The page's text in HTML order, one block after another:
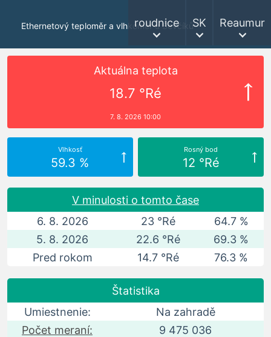
Ethernetový teploměr a vlhkoměr u Ševčíků
roudnice SK Reaumur
Aktuálna teplota
18.7 °Ré
7. 8. 2026 10:00
Vlhkosť
59.3 %
Rosný bod
12 °Ré
V minulosti o tomto čase
6. 8. 2026
23 °Ré
64.7 %
5. 8. 2026
22.6 °Ré
69.3 %
Pred rokom
14.7 °Ré 76.3 %
Štatistika
Umiestnenie:
Na zahradě
Počet meraní:
9 475 036